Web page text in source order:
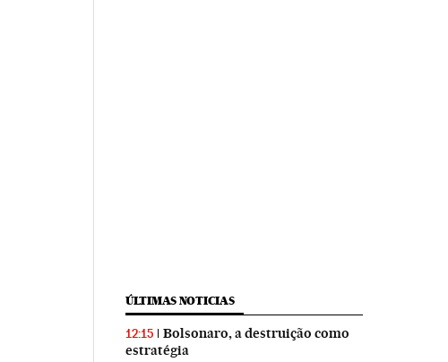
ÚLTIMAS NOTICIAS
12:15
Bolsonaro, a destruição como
estratégia